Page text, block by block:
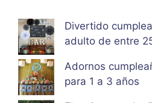
Divertido
adulto de entre
Adornos
para 1 a 3 años